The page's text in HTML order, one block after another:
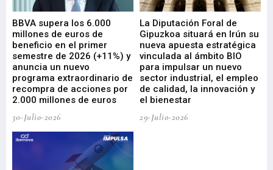
BBVA supera los 6.000
millones de euros de
beneficio en el primer
semestre de 2026 (+11%) y
anuncia un nuevo
programa extraordinario de
recompra de acciones por
2.000 millones de euros
30-Julio-2026
La Diputación Foral de
Gipuzkoa situará en Irún su
nueva apuesta estratégica
vinculada al ámbito BIO
para impulsar un nuevo
sector industrial, el empleo
de calidad, la innovación y
el bienestar
29-Julio-2026